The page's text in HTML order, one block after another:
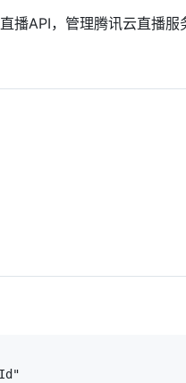
API，管理腾讯云直播服